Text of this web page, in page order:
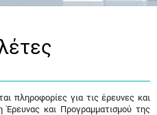
πληροφορίες για τις έρευνες και
Έρευνας και Προγραμματισμού της